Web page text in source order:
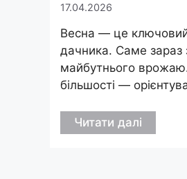
17.04.2026
Весна — це
дачника. Саме зараз
майбутнього
більшості —
Читати далі